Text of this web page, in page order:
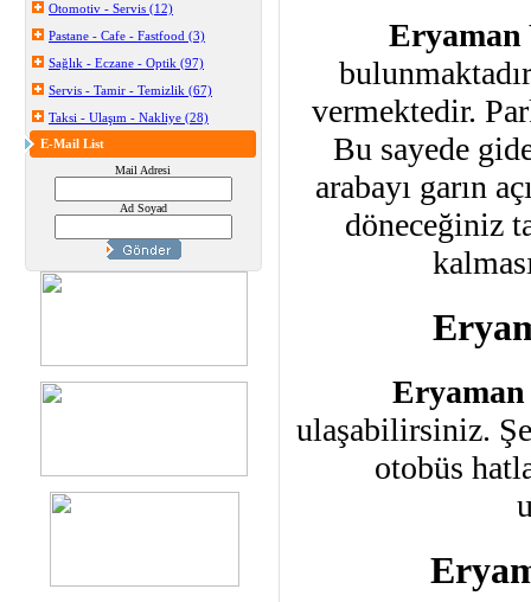
Otomotiv - Servis (12)
Pastane - Cafe - Fastfood (3)
Sağlık - Eczane - Optik (97)
Servis - Tamir - Temizlik (67)
Taksi - Ulaşım - Nakliye (28)
E-Mail List
Mail Adresi
Ad Soyad
Eryaman
vermektedir.
Bu sayede
arabayı garın
döneceğiniz
Eryaman
ulaşabilirsiniz.
otobüs